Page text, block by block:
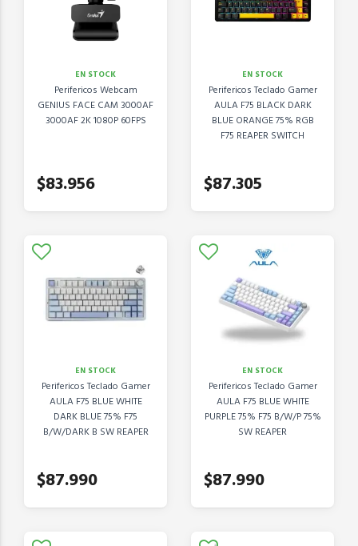
EN STOCK
Perifericos Webcam
GENIUS FACE CAM 3000AF
3000AF 2K 1080P 60FPS
$83.956
EN STOCK
Perifericos Teclado Gamer
AULA F75 BLACK DARK
BLUE ORANGE 75% RGB
F75 REAPER SWITCH
$87.305
EN STOCK
Perifericos Teclado Gamer
AULA F75 BLUE WHITE
DARK BLUE 75% F75
B/W/DARK B SW REAPER
$87.990
EN STOCK
Perifericos Teclado Gamer
AULA F75 BLUE WHITE
PURPLE 75% F75 B/W/P 75%
SW REAPER
$87.990